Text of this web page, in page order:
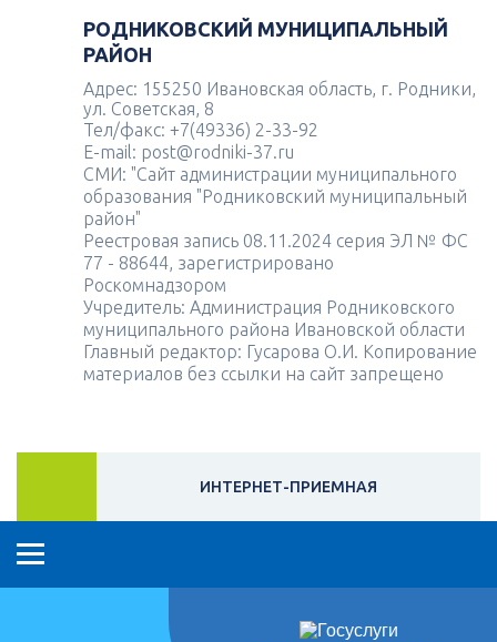
РОДНИКОВСКИЙ МУНИЦИПАЛЬНЫЙ
РАЙОН
Адрес: 155250 Ивановская область, г. Родники,
ул. Советская, 8
Тел/факс: +7(49336) 2-33-92
E-mail: post@rodniki-37.ru
СМИ: "Сайт администрации муниципального
образования "Родниковский муниципальный
район"
Реестровая запись 08.11.2024 серия ЭЛ № ФС
77 - 88644, зарегистрировано
Роскомнадзором
Учредитель: Администрация Родниковского
муниципального района Ивановской области
Главный редактор: Гусарова О.И. Копирование
материалов без ссылки на сайт запрещено
ИНТЕРНЕТ-ПРИЕМНАЯ